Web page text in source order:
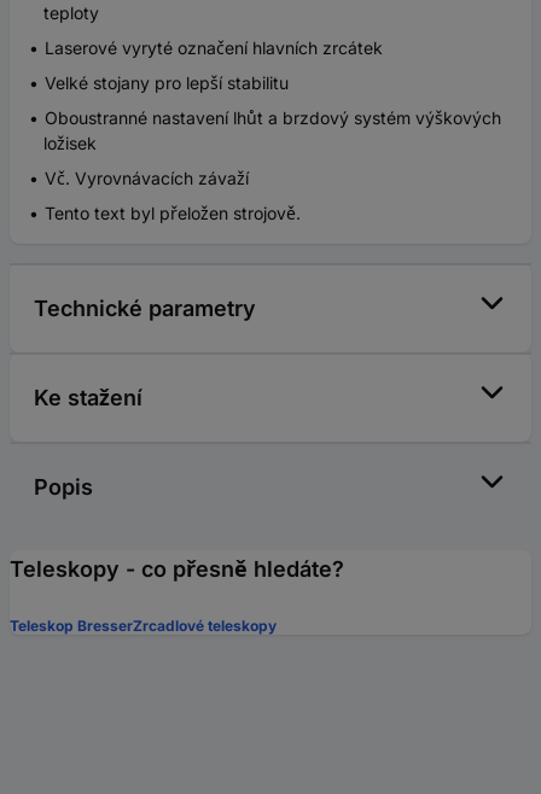
teploty
Laserové vyryté označení hlavních zrcátek
Velké stojany pro lepší stabilitu
Oboustranné nastavení lhůt a brzdový systém výškových
ložisek
Vč. Vyrovnávacích závaží
Tento text byl přeložen strojově.
Technické parametry
Ke stažení
Popis
Teleskopy - co přesně hledáte?
Teleskop BresserZrcadlové teleskopy